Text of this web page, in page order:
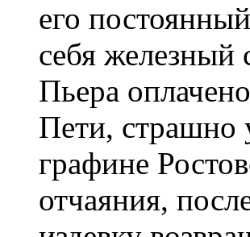
его
себя
Пьера
Пети, страшно
графине
отчаяния,